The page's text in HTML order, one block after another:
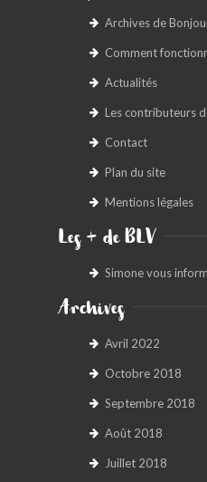
Archives de
Comment
Actualités
Les contributeurs
Contact
Plan du site
Mentions légales
Les + de BLV
Simone vous
Archives
Avril 2022
Octobre 2018
Septembre 2018
Août 2018
Juillet 2018